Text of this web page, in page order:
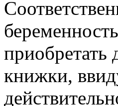
приобретать
книжки,